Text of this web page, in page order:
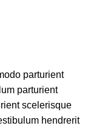
parturient
parturient
scelerisque
hendrerit